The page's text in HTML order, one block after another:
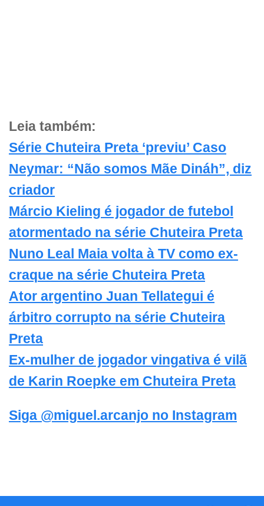
Leia também:
Série Chuteira Preta ‘previu’ Caso
Neymar: “Não somos Mãe Dináh”, diz
criador
Márcio Kieling é jogador de futebol
atormentado na série Chuteira Preta
Nuno Leal Maia volta à TV como ex-
craque na série Chuteira Preta
Ator argentino Juan Tellategui é
árbitro corrupto na série Chuteira
Preta
Ex-mulher de jogador vingativa é vilã
de Karin Roepke em Chuteira Preta
Siga @miguel.arcanjo no Instagram